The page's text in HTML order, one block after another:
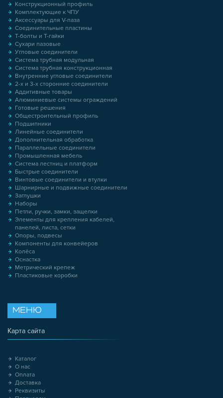
Конструкционный профиль
Комплектующие к ЧПУ
Аксессуары для V-паза
Соединительные пластины
Т-болты и Т-гайки
Сухари пазовые
Угловые соединители
Система трубная модульная
Система трубная конструкционная
Внутренние угловые соединители
2-х и 3-х сторонние соединители
Аддитивные товары
Алюминиевые системы ограждений
Готовые решения
Общестроительный профиль
Подшипники
Линейные соединители
Дополнительная обработка
Параллельные соединители
Промышленная мебель
Система лестниц и платформ
Быстрые соединители
Винтовые соединители и втулки
Шарнирные и подвижные соединители
Заглушки
Наборы
Петли, ручки, замки, защелки
Элементы для крепления кабелей,
панелей, листа, сетки
Опоры, подвесы
Компоненты для конвейеров
Колёса
Оснастка
Метрический крепеж
Пластиковые коробки
МЕНЮ
Карта сайта
Каталог
О нас
Оплата
Доставка
Реквизиты